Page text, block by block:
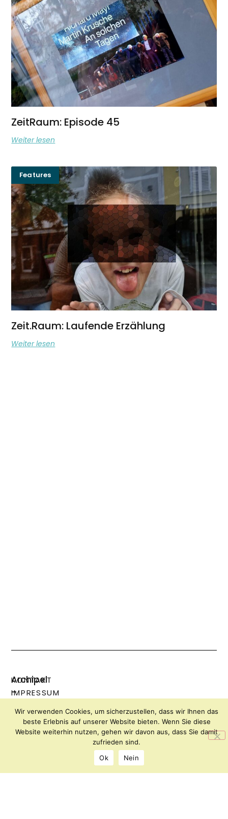
ZeitRaum: Episode 45
Weiter lesen
Features
Zeit.Raum: Laufende Erzählung
Weiter lesen
Archipel
–
für
Kunst
KONTAKT
IMPRESSUM
Wir verwenden Cookies, um sicherzustellen, dass wir Ihnen das
beste Erlebnis auf unserer Website bieten. Wenn Sie diese
Website weiterhin nutzen, gehen wir davon aus, dass Sie damit
zufrieden sind.
Ok
Nein